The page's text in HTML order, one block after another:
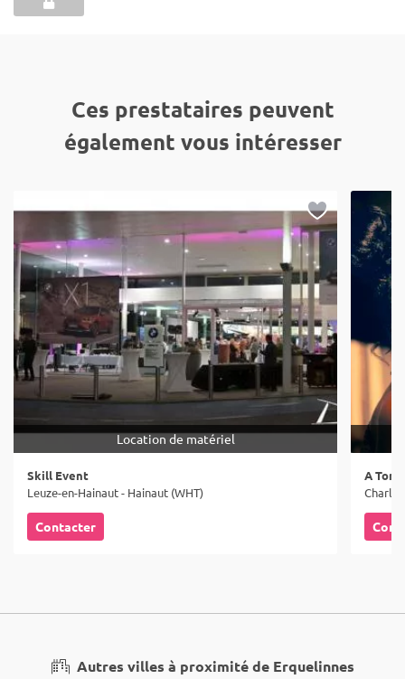
Ces prestataires peuvent
également vous intéresser
Location de matériel
Skill Event
Leuze-en-Hainaut - Hainaut (WHT)
Contacter
A Tom
Autres villes à proximité de Erquelinnes